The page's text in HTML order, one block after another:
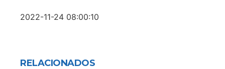
2022-11-24 08:00:10
RELACIONADOS